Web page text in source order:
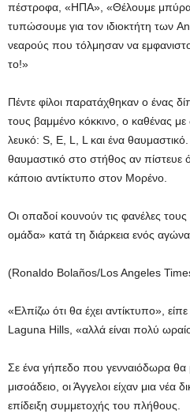
πέστροφα, «ΗΠΑ», «Θέλουμε
τυπώσουμε για τον ιδιοκτήτη των
νεαρούς που τόλμησαν να
το!»
Πέντε φίλοι παρατάχθηκαν ο ένας
τους βαμμένο κόκκινο, ο καθένας
λευκό: S, E, L, L και ένα
θαυμαστικό στο στήθος αν πίστευε
κάποιο αντίκτυπο στον Μορένο.
Οι οπαδοί κουνούν τις φανέλες
ομάδα» κατά τη διάρκεια ενός
(Ronaldo Bolaños/Los Angeles
«Ελπίζω ότι θα έχει αντίκτυπο»,
Laguna Hills, «αλλά είναι πολύ
Σε ένα γήπεδο που γενναιόδωρα θα
μισοάδειο, οι Άγγελοι είχαν μια νέα
επίδειξη συμμετοχής του πλήθους.